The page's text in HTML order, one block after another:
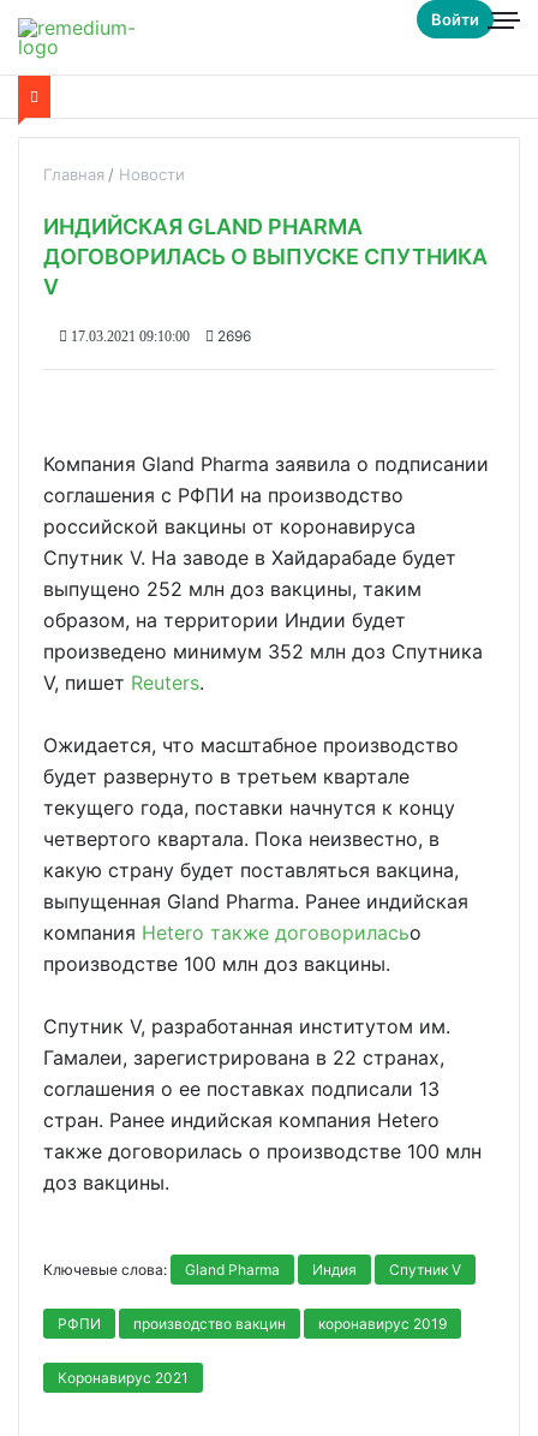
Войти
Главная Новости
ИНДИЙСКАЯ GLAND PHARMA
ДОГОВОРИЛАСЬ О ВЫПУСКЕ СПУТНИКА
V
17.03.2021 09:10:00 2696
Компания Gland Pharma заявила о подписании
соглашения с РФПИ на производство
российской вакцины от коронавируса
Спутник V. На заводе в Хайдарабаде будет
выпущено 252 млн доз вакцины, таким
образом, на территории Индии будет
произведено минимум 352 млн доз Спутника
V, пишет Reuters.
Ожидается, что масштабное производство
будет развернуто в третьем квартале
текущего года, поставки начнутся к концу
четвертого квартала. Пока неизвестно, в
какую страну будет поставляться вакцина,
выпущенная Gland Pharma. Ранее индийская
компания Hetero также договориласьо
производстве 100 млн доз вакцины.
Спутник V, разработанная институтом им.
Гамалеи, зарегистрирована в 22 странах,
соглашения о ее поставках подписали 13
стран. Ранее индийская компания Hetero
также договорилась о производстве 100 млн
доз вакцины.
Ключевые слова: Gland Pharma Индия Спутник V
РФПИ производство вакцин коронавирус 2019
Коронавирус 2021